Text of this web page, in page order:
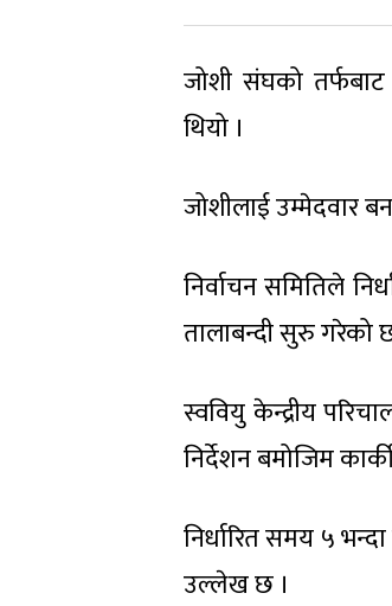
जोशी संघको तर्फबाट
थियो ।
जोशीलाई उम्मेदवार
निर्वाचन समितिले
तालाबन्दी सुरु गरेको
स्ववियु केन्द्रीय
निर्देशन बमोजिम
निर्धारित समय ५
उल्लेख छ ।